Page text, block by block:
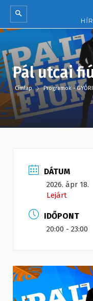
Pál utcai
Címlap Programok - GYŐRI
DÁTUM
2026. ápr 18.
Lejárt
IDŐPONT
20:00 - 23:00